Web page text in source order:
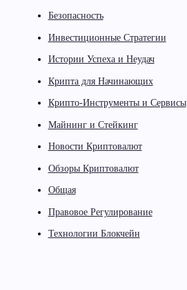
Безопасность
Инвестиционные Стратегии
Истории Успеха и Неудач
Крипта для Начинающих
Крипто-Инструменты и Сервисы
Майнинг и Стейкинг
Новости Криптовалют
Обзоры Криптовалют
Общая
Правовое Регулирование
Технологии Блокчейн